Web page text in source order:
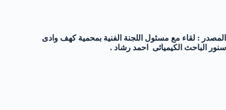
المصدر : لقاء مع مسئول اللجنة الفنية بمحمية كهف وادى
سنور الباحث الكيميائى احمد رشاد .